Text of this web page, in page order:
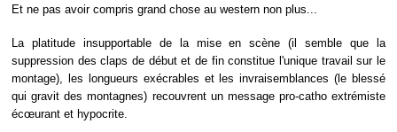
Et ne pas avoir compris grand chose au western non plus...
La platitude insupportable de la mise en scène (il semble que la
suppression des claps de début et de fin constitue l'unique travail sur le
montage), les longueurs exécrables et les invraisemblances (le blessé
qui gravit des montagnes) recouvrent un message pro-catho extrémiste
écœurant et hypocrite.